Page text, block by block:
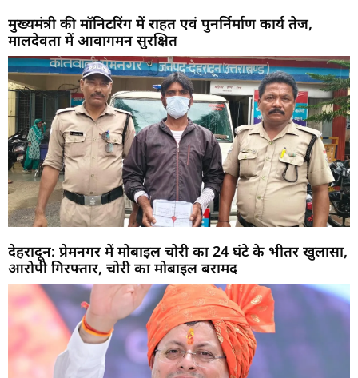
मुख्यमंत्री की मॉनिटरिंग में राहत एवं पुनर्निर्माण कार्य तेज,
मालदेवता में आवागमन सुरक्षित
देहरादून: प्रेमनगर में मोबाइल चोरी का 24 घंटे के भीतर खुलासा,
आरोपी गिरफ्तार, चोरी का मोबाइल बरामद